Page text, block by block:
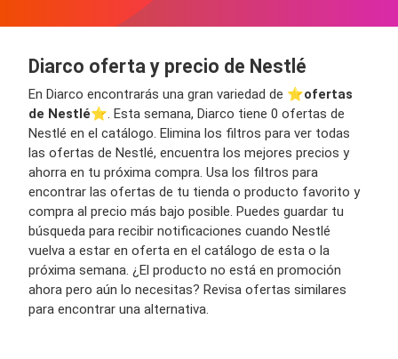
Diarco oferta y precio de Nestlé
En Diarco encontrarás una gran variedad de ⭐️ofertas
de Nestlé⭐️. Esta semana, Diarco tiene 0 ofertas de
Nestlé en el catálogo. Elimina los filtros para ver todas
las ofertas de Nestlé, encuentra los mejores precios y
ahorra en tu próxima compra. Usa los filtros para
encontrar las ofertas de tu tienda o producto favorito y
compra al precio más bajo posible. Puedes guardar tu
búsqueda para recibir notificaciones cuando Nestlé
vuelva a estar en oferta en el catálogo de esta o la
próxima semana. ¿El producto no está en promoción
ahora pero aún lo necesitas? Revisa ofertas similares
para encontrar una alternativa.